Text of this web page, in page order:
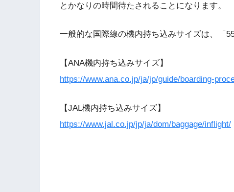
とかなりの時間待たされることになります。
一般的な国際線の機内持ち込みサイズは、「
【ANA機内持ち込みサイズ】
https://www.ana.co.jp/ja/jp/guide/boarding-
【JAL機内持ち込みサイズ】
https://www.jal.co.jp/jp/ja/dom/baggage/inflight/